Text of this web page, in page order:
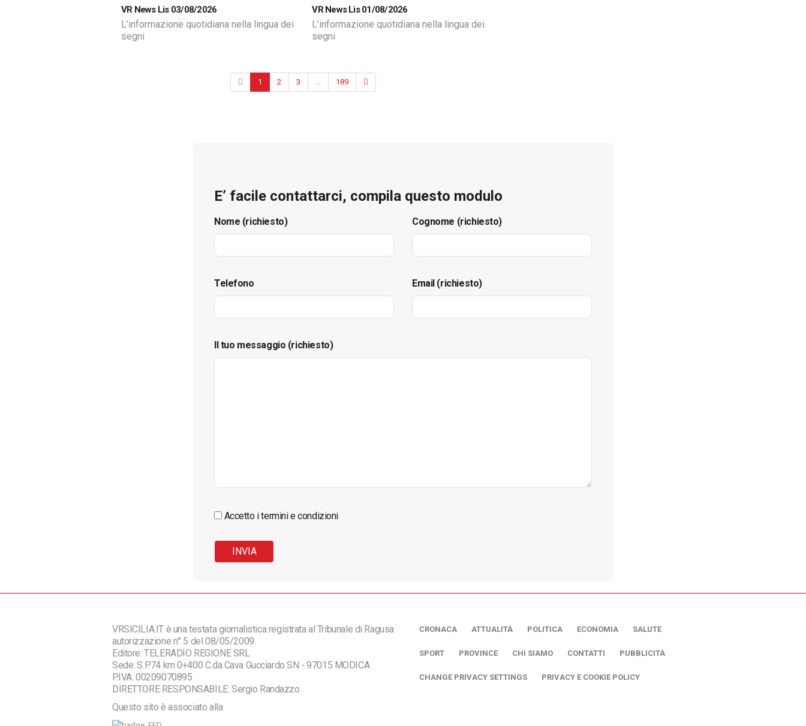
VR News Lis 03/08/2026
L’informazione quotidiana nella lingua dei
segni
VR News Lis 01/08/2026
L’informazione quotidiana nella lingua dei
segni
1 2 3 ... 189
E’ facile contattarci, compila questo modulo
Nome (richiesto) Cognome (richiesto)
Telefono Email (richiesto)
Il tuo messaggio (richiesto)
Accetto i termini e condizioni
VRSICILIA.IT è una testata giornalistica registrata al Tribunale di Ragusa
autorizzazione n° 5 del 08/05/2009.
Editore: TELERADIO REGIONE SRL
Sede: S.P.74 km 0+400 C.da Cava Gucciardo SN - 97015 MODICA
P.IVA: 00209070895
DIRETTORE RESPONSABILE: Sergio Randazzo
Questo sito è associato alla
CRONACA ATTUALITÀ POLITICA ECONOMIA SALUTE
SPORT PROVINCE CHI SIAMO CONTATTI PUBBLICITÀ
CHANGE PRIVACY SETTINGS PRIVACY E COOKIE POLICY